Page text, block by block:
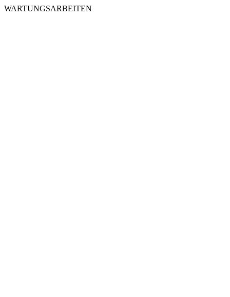
WARTUNGSARBEITEN